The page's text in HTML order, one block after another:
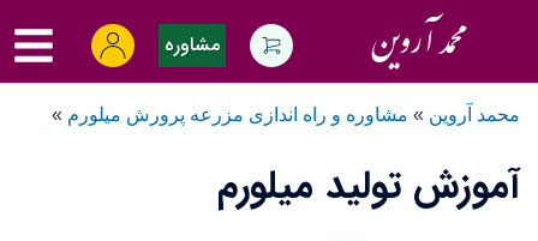
content
مشاوره
محمد آروین » مشاوره و راه اندازی مزرعه پرورش میلورم »
آموزش تولید میلورم